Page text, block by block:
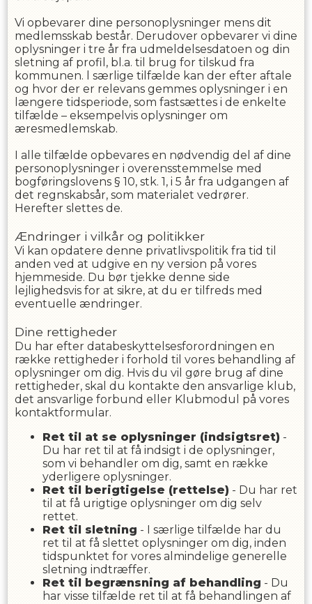
Vi opbevarer dine personoplysninger mens dit
medlemsskab består. Derudover opbevarer vi dine
oplysninger i tre år fra udmeldelsesdatoen og din
sletning af profil, bl.a. til brug for tilskud fra
kommunen. l særlige tilfælde kan der efter aftale
og hvor der er relevans gemmes oplysninger i en
længere tidsperiode, som fastsættes i de enkelte
tilfælde – eksempelvis oplysninger om
æresmedlemskab.
I alle tilfælde opbevares en nødvendig del af dine
personoplysninger i overensstemmelse med
bogføringslovens § 10, stk. 1, i 5 år fra udgangen af
det regnskabsår, som materialet vedrører.
Herefter slettes de.
Ændringer i vilkår og politikker
Vi kan opdatere denne privatlivspolitik fra tid til
anden ved at udgive en ny version på vores
hjemmeside. Du bør tjekke denne side
lejlighedsvis for at sikre, at du er tilfreds med
eventuelle ændringer.
Dine rettigheder
Du har efter databeskyttelsesforordningen en
række rettigheder i forhold til vores behandling af
oplysninger om dig. Hvis du vil gøre brug af dine
rettigheder, skal du kontakte den ansvarlige klub,
det ansvarlige forbund eller Klubmodul på vores
kontaktformular.
Ret til at se oplysninger (indsigtsret) -
Du har ret til at få indsigt i de oplysninger,
som vi behandler om dig, samt en række
yderligere oplysninger.
Ret til berigtigelse (rettelse) - Du har ret
til at få urigtige oplysninger om dig selv
rettet.
Ret til sletning - I særlige tilfælde har du
ret til at få slettet oplysninger om dig, inden
tidspunktet for vores almindelige generelle
sletning indtræffer.
Ret til begrænsning af behandling - Du
har visse tilfælde ret til at få behandlingen af